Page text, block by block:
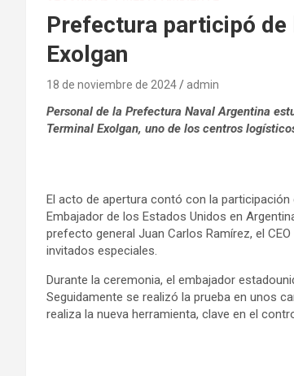
Prefectura participó de
Exolgan
18 de noviembre de 2024 admin
Personal de la Prefectura Naval Argentina
Terminal Exolgan, uno de los centros
El acto de apertura contó con la
Embajador de los Estados Unidos en
prefecto general Juan Carlos Ramírez, el
invitados especiales.
Durante la ceremonia, el embajador
Seguidamente se realizó la prueba en unos
realiza la nueva herramienta, clave en el